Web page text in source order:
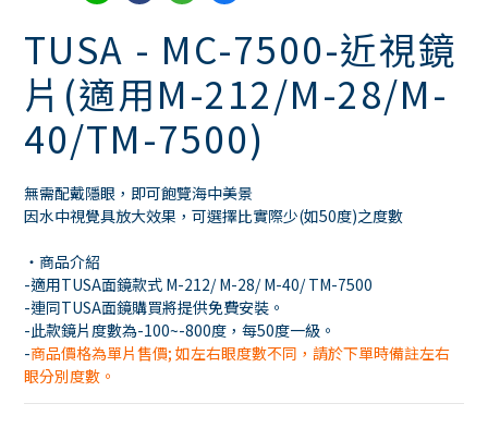
TUSA - MC-7500-近視鏡
片(適用M-212/M-28/M-
40/TM-7500)
無需配戴隱眼，即可飽覽海中美景
因水中視覺具放大效果，可選擇比實際少(如50度)之度數
・商品介紹
-適用TUSA面鏡款式 M-212/ M-28/ M-40/ TM-7500
-連同TUSA面鏡購買將提供免費安裝。
-此款鏡片度數為-100~-800度，每50度一級。
-商品價格為單片售價; 如左右眼度數不同，請於下單時備註左右
眼分別度數。